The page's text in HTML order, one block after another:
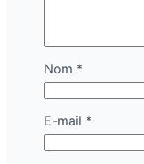
Nom *
E-mail *